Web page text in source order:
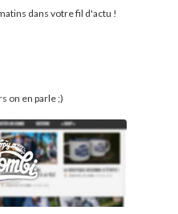
dans votre fil d'actu !
on en parle ;)